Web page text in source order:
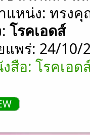
แหน่ง: ทรง
โรคเอดส์
แพร่: 24/10/
สือ: โรคเอด